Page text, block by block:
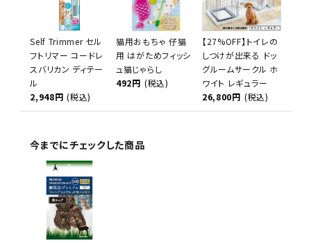
Self Trimmer セル
フトリマー コードレ
スバリカン ディテー
ル
2,948円 (税込)
猫用おもちゃ 仔猫
用 はがためフィッシ
ュ猫じゃらし
492円 (税込)
【27%OFF】トイレの
しつけが出来る ドッ
グルームサークル ホ
ワイト レギュラー
26,800円 (税込)
今までにチェックした商品